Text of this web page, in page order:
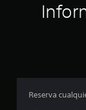
Reserva